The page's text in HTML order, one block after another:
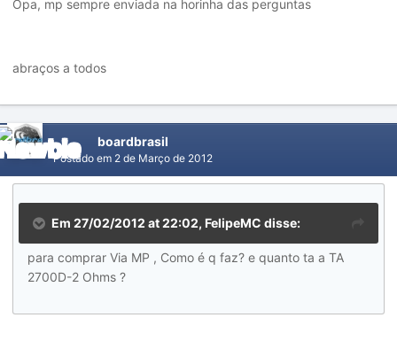
Opa, mp sempre enviada na horinha das perguntas
abraços a todos
boardbrasil
Postado em 2 de Março de 2012
Em 27/02/2012 at 22:02, FelipeMC disse:
para comprar Via MP , Como é q faz? e quanto ta a TA
2700D-2 Ohms ?